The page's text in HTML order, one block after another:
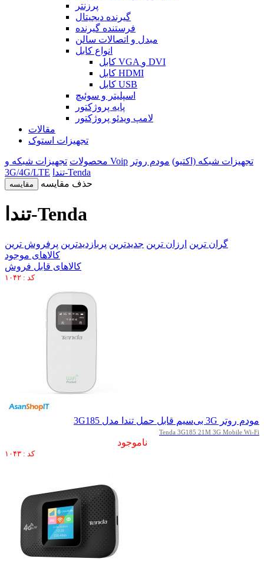
پرزنتر
گیرنده دیجیتال
فرستنده گیرنده
مبدل و اتصالات سالن
انواع کابل
کابل VGA و DVI
کابل HDMI
کابل USB
اسپلیتر و سوئیچ
پایه پروژکتور
لامپ ویدئو پروژکتور
مقالات
تجهیزات استوک
محصولات تجهیزات شبکه و Voip تجهیزات شبکه (اکتیو) مودم روتر
3G/4G/LTE
تندا-Tenda
مقایسه حذف مقایسه
تندا-Tenda
گران ترین ارزان ترین جدیدترین پربازدیدترین پرفروش ترین
کالاهای موجود
کالاهای قابل فروش
کد : ۱۰۴۲
مودم روتر 3G بی‌سیم قابل حمل تندا مدل 3G185
Tenda 3G185 21M 3G Mobile Wi-Fi
ناموجود
کد : ۱۰۴۳